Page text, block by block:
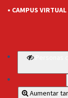
• CAMPUS VIRTUAL
Aumentar